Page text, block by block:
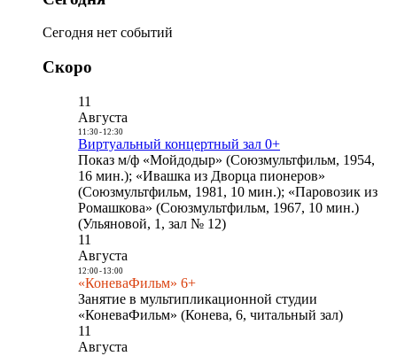
Сегодня нет событий
Скоро
11
Августа
11:30- 12:30
Виртуальный концертный зал 0+
Показ м/ф «Мойдодыр» (Союзмультфильм, 1954,
16 мин.); «Ивашка из Дворца пионеров»
(Союзмультфильм, 1981, 10 мин.); «Паровозик из
Ромашкова» (Союзмультфильм, 1967, 10 мин.)
(Ульяновой, 1, зал № 12)
11
Августа
12:00- 13:00
«КоневаФильм» 6+
Занятие в мультипликационной студии
«КоневаФильм» (Конева, 6, читальный зал)
11
Августа